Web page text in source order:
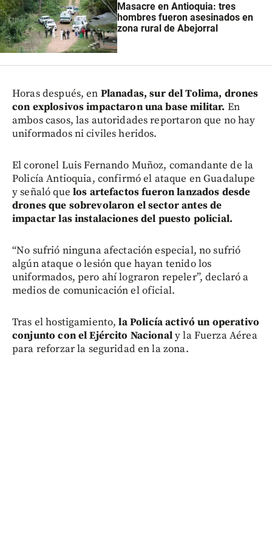
Masacre en Antioquia: tres
hombres fueron asesinados en
zona rural de Abejorral
Horas después, en Planadas, sur del Tolima, drones
con explosivos impactaron una base militar. En
ambos casos, las autoridades reportaron que no hay
uniformados ni civiles heridos.
El coronel Luis Fernando Muñoz, comandante de la
Policía Antioquia, confirmó el ataque en Guadalupe
y señaló que los artefactos fueron lanzados desde
drones que sobrevolaron el sector antes de
impactar las instalaciones del puesto policial.
“No sufrió ninguna afectación especial, no sufrió
algún ataque o lesión que hayan tenido los
uniformados, pero ahí lograron repeler”, declaró a
medios de comunicación el oficial.
Tras el hostigamiento,la Policía activó un operativo
conjunto con el Ejército Nacionaly la Fuerza Aérea
para reforzar la seguridad en la zona.